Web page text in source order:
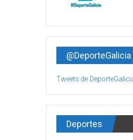
@DeporteGalicia
Tweets de
Deportes